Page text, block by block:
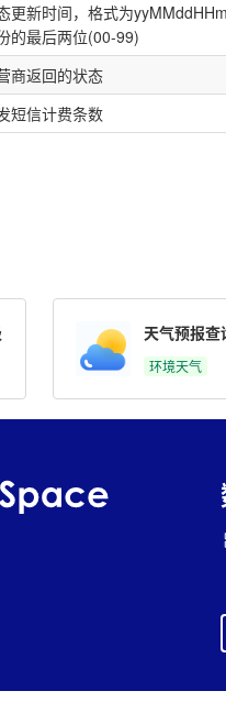
更新时间，格式为
的最后两位(00-99)
商返回的状态
短信计费条数
天气预报查
环境天气